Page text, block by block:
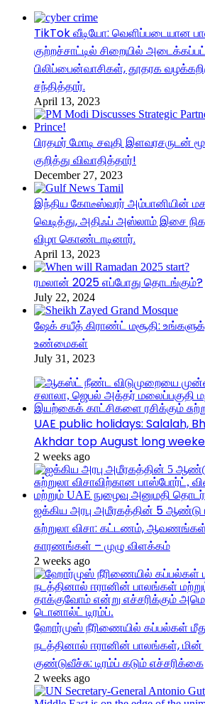
TikTok வீடியோ: வெளிப்படையான
குற்றச்சாட்டில் சிறையில்
பிலிப்பைன்வாசிகள், தூதரக
சந்தித்தார்.
April 13, 2023
பிரதமர் மோடி சவுதி
குறித்து விவாதித்தார்!
December 27, 2023
இந்திய கோடீஸ்வரர் அம்பானியின்
வெடித்து, அதிஃப் அஸ்லாம் இசை
விழா கொண்டாடினார்.
April 13, 2023
ரமலான் 2025 எப்போது தொடங்கும்?
July 22, 2024
ஷேக் சயீத் கிராண்ட் மசூதி:
உண்மைகள்
July 31, 2023
UAE public holidays: Salalah,
Akhdar top August long
2 weeks ago
ஐக்கிய அரபு அமீரகத்தின் 5 ஆண்டு
சுற்றுலா விசா: கட்டணம், ஆவணங்கள்,
காரணங்கள் – முழு விளக்கம்
2 weeks ago
ஹோர்முஸ் நீரிணையில் கப்பல்கள்
நடத்தினால் ஈரானின் பாலங்கள்,
குண்டுவீச்சு: டிரம்ப் கடும் எச்சரிக்கை
2 weeks ago